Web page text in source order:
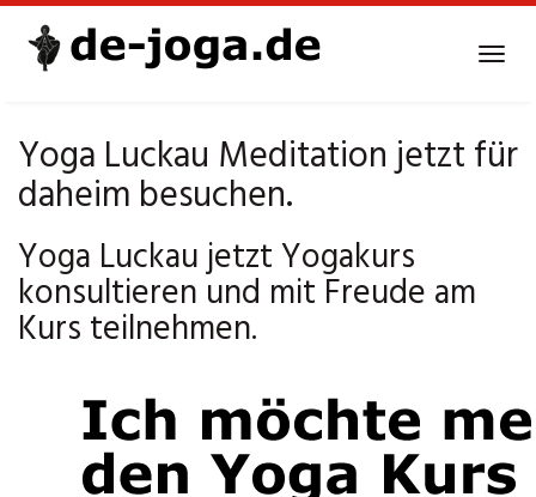
Yoga Luckau Meditation jetzt für
daheim besuchen.
Yoga Luckau jetzt Yogakurs
konsultieren und mit Freude am
Kurs teilnehmen.